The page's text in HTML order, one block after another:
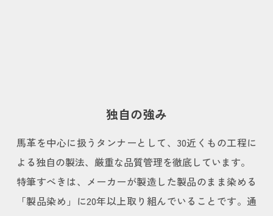
独自の強み
馬革を中心に扱うタンナーとして、30近くもの工程に
よる独自の製法、厳重な品質管理を徹底しています。
特筆すべきは、メーカーが製造した製品のまま染める
「製品染め」に20年以上取り組んでいることです。通